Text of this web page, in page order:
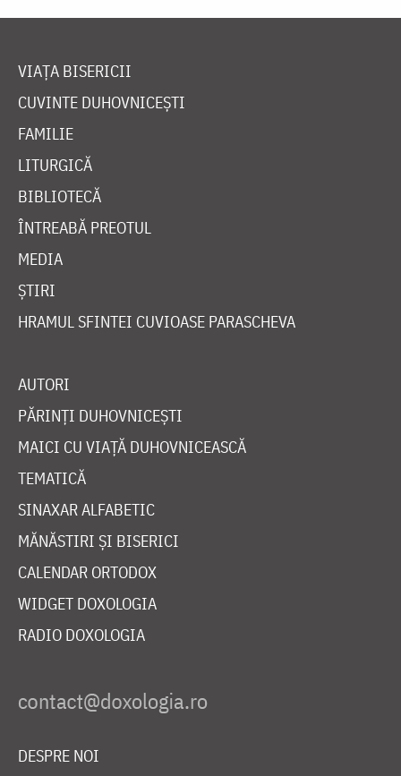
VIAȚA BISERICII
CUVINTE DUHOVNICEȘTI
FAMILIE
LITURGICĂ
BIBLIOTECĂ
ÎNTREABĂ PREOTUL
MEDIA
ȘTIRI
HRAMUL SFINTEI CUVIOASE PARASCHEVA
AUTORI
PĂRINȚI DUHOVNICEȘTI
MAICI CU VIAȚĂ DUHOVNICEASCĂ
TEMATICĂ
SINAXAR ALFABETIC
MĂNĂSTIRI ȘI BISERICI
CALENDAR ORTODOX
WIDGET DOXOLOGIA
RADIO DOXOLOGIA
DESPRE NOI